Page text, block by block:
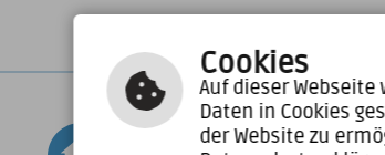
Mulfinger Straße 2
Cookies
Auf dieser
Daten in Cookies
der Website zu